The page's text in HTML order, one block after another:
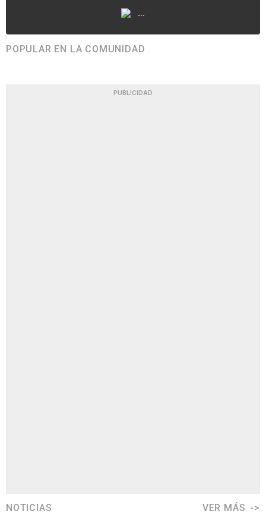
...
POPULAR EN LA COMUNIDAD
PUBLICIDAD
NOTICIAS VER MÁS